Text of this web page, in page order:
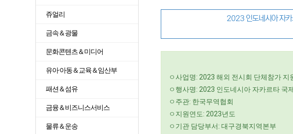
2023 인도네시아 자
ㅇ사업명: 2023 해외 전시회 단체참가 지
ㅇ행사명: 2023 인도네시아 자카르타 국
ㅇ주관: 한국무역협회
ㅇ지원연도: 2023년도
ㅇ기관 담당부서: 대구경북지역본부
쥬얼리
금속＆광물
문화콘텐츠＆미디어
유아·아동＆교육＆임산부
패션＆섬유
금융＆비즈니스서비스
물류＆운송